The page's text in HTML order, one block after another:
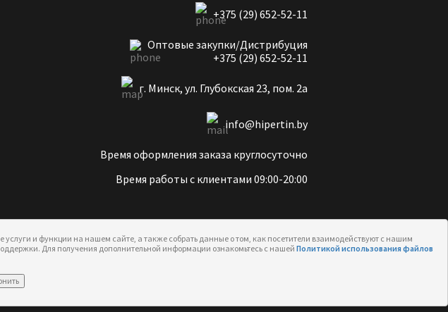
и функции на нашем сайте, а также собрать данные о том, как посетители взаимодействуют с нашим
Для получения дополнительной информации ознакомьтесь с нашей Политикой использования файлов
+375 (29) 652-52-11
Оптовые закупки/Дистрибуция
+375 (29) 652-52-11
г. Минск, ул. Глубокская 23, пом. 2а
info@hipertin.by
Время оформления заказа круглосуточно
Время работы с клиентами 09:00-20:00